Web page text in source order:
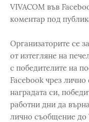
VIVACOM във
коментар под
Организаторите се
от изтегляне на
с победителите на
Facebook чрез
наградата си,
работни дни да
лично съобщение до